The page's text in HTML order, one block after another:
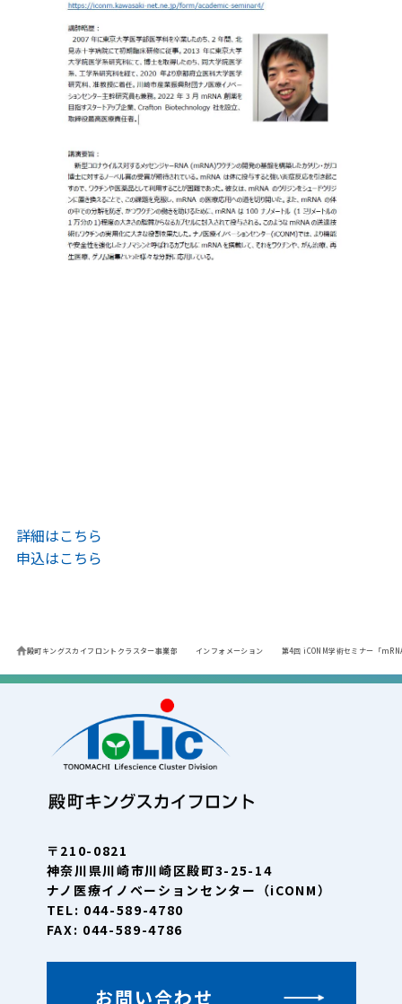
詳細はこちら
申込はこちら
殿町キングスカイフロントクラスター事業部 インフォメーション 第4回 iCONM学術セミナー「
〒210-0821
神奈川県川崎市川崎区殿町3-25-14
ナノ医療イノベーションセンター（iCONM）
TEL: 044-589-4780
FAX: 044-589-4786
お問い合わせ